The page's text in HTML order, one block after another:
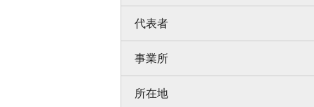
代表者
事業所
所在地